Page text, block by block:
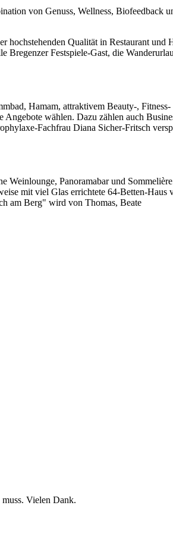
von Genuss, Wellness, Biofeedback
hochstehenden Qualität in Restaurant
Festspiele-Gast, die
Hamam, attraktivem Beauty-,
wählen. Dazu zählen auch
Fachfrau Diana Sicher-Fritsch
Weinlounge, Panoramabar und
mit viel Glas errichtete 64-Betten-
am Berg" wird von Thomas, Beate
Vielen Dank.